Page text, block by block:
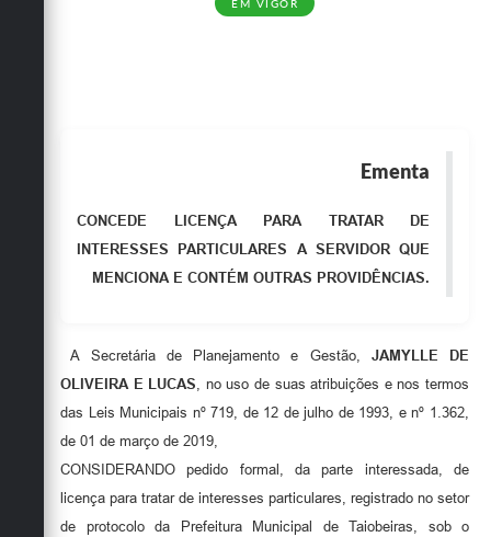
Galeria de Fotos
Galeria de Vídeos
Links
Contato
EM VIGOR
Ementa
CONCEDE LICENÇA PARA TRATAR DE
INTERESSES PARTICULARES A SERVIDOR QUE
MENCIONA E CONTÉM OUTRAS PROVIDÊNCIAS.
A Secretária de Planejamento e Gestão, JAMYLLE DE
OLIVEIRA E LUCAS, no uso de suas atribuições e nos termos
das Leis Municipais nº 719, de 12 de julho de 1993, e nº 1.362,
de 01 de março de 2019,
CONSIDERANDO pedido formal, da parte interessada, de
licença para tratar de interesses particulares, registrado no setor
de protocolo da Prefeitura Municipal de Taiobeiras, sob o